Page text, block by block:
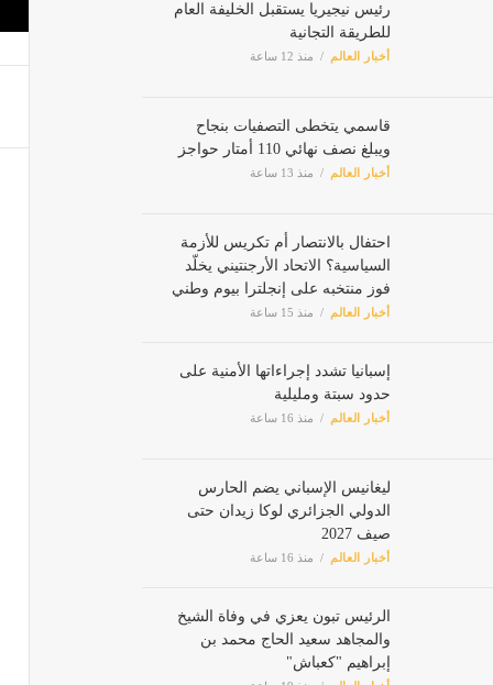
للطريقة التجانية
أخبار العالم منذ 12 ساعة
ويبلغ نصف نهائي 110 أمتار حواجز
أخبار العالم منذ 13 ساعة
احتفال بالانتصار أم تكريس للأزمة
السياسية؟ الاتحاد الأرجنتيني يخلّد
فوز منتخبه على إنجلترا بيوم وطني
أخبار العالم منذ 15 ساعة
إسبانيا تشدد إجراءاتها الأمنية على
حدود سبتة ومليلية
أخبار العالم منذ 16 ساعة
الدولي الجزائري لوكا زيدان حتى
صيف 2027
أخبار العالم
والمجاهد سعيد الحاج محمد بن
إبراهيم "كعباش"
أخبار العالم منذ 19 ساعة